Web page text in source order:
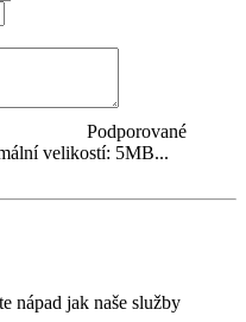
Podporované
velikostí: 5MB...
nápad jak naše služby